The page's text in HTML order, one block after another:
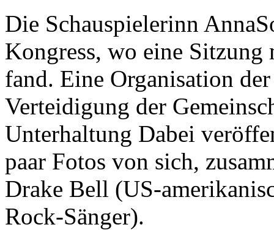
Die Schauspielerinn
Kongress, wo eine Sitzung
fand. Eine Organisation
Verteidigung der
Unterhaltung Dabei
paar Fotos von sich,
Drake Bell (US-
Rock-Sänger).